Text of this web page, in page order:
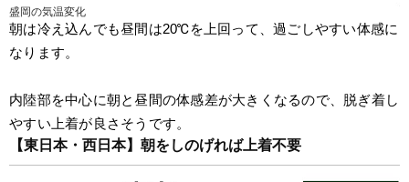
盛岡の気温変化
朝は冷え込んでも昼間は20℃を上回って、過ごしやすい体感に
なります。
内陸部を中心に朝と昼間の体感差が大きくなるので、脱ぎ着し
やすい上着が良さそうです。
【東日本・西日本】朝をしのげれば上着不要